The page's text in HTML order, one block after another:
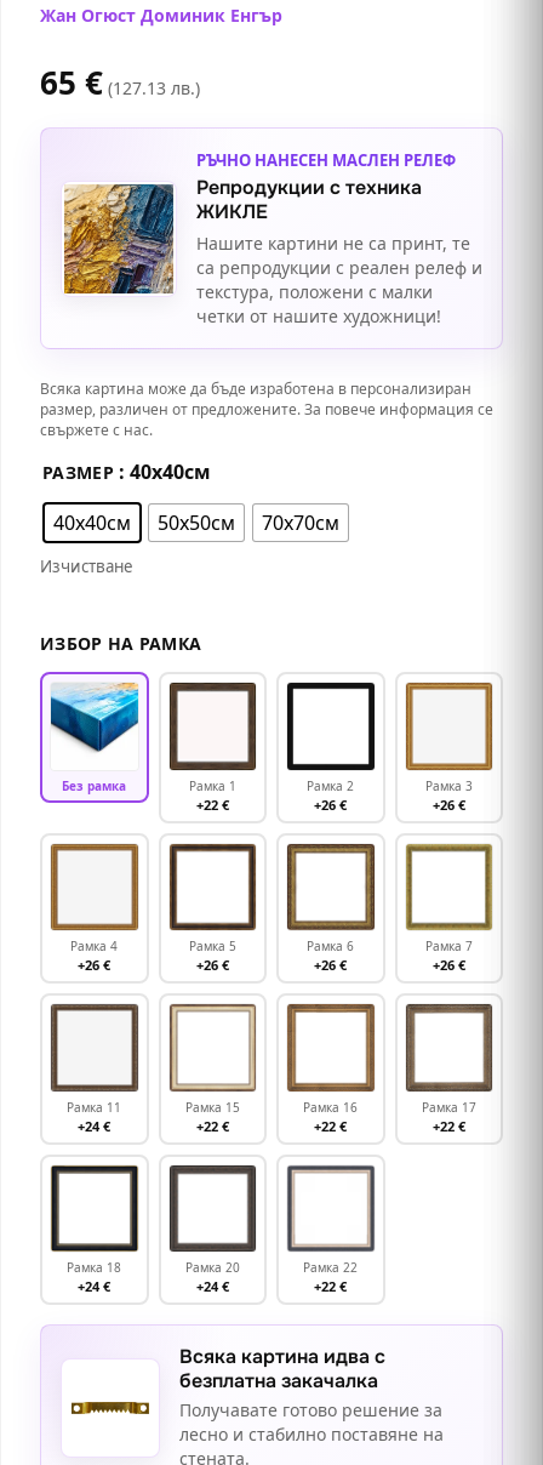
Жан Огюст Доминик Енгър
65 € (127.13 лв.)
РЪЧНО НАНЕСЕН МАСЛЕН РЕЛЕФ
Репродукции с техника
ЖИКЛЕ
Нашите картини не са принт, те
са репродукции с реален релеф и
текстура, положени с малки
четки от нашите художници!
Всяка картина може да бъде изработена в персонализиран
размер, различен от предложените. За повече информация се
свържете с нас.
РАЗМЕР : 40х40см
40х40см
50х50см 70х70см
Изчистване
ИЗБОР НА РАМКА
Без рамка Рамка 1
+22 €
Рамка 2
+26 €
Рамка 3
+26 €
Рамка 4
+26 €
Рамка 5
+26 €
Рамка 6
+26 €
Рамка 7
+26 €
Рамка 11
+24 €
Рамка 15
+22 €
Рамка 16
+22 €
Рамка 17
+22 €
Рамка 18
+24 €
Рамка 20
+24 €
Рамка 22
+22 €
Всяка картина идва с
безплатна закачалка
Получавате готово решение за
лесно и стабилно поставяне на
стената.